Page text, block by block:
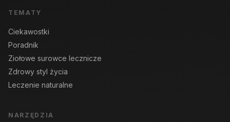
TEMATY
Ciekawostki
Poradnik
Ziołowe surowce lecznicze
Zdrowy styl życia
Leczenie naturalne
NARZĘDZIA